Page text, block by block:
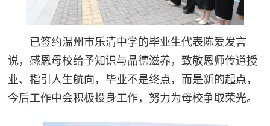
已签约温州市乐清中学的毕业生代表陈爱发言
说，感恩母校给予知识与品德滋养，致敬恩师传道授
业、指引人生航向，毕业不是终点，而是新的起点，
今后工作中会积极投身工作，努力为母校争取荣光。